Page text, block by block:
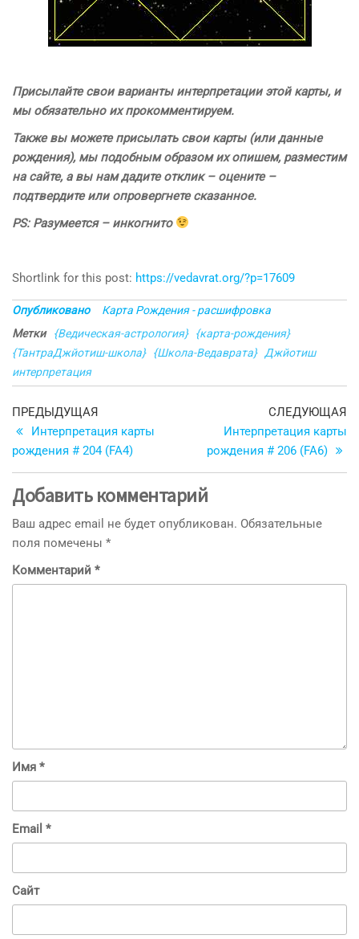
Присылайте свои варианты интерпретации этой карты, и
мы обязательно их прокомментируем.
Также вы можете присылать свои карты (или данные
рождения), мы подобным образом их опишем, разместим
на сайте, а вы нам дадите отклик – оцените –
подтвердите или опровергнете сказанное.
PS: Разумеется – инкогнито
Shortlink for this post: https://vedavrat.org/?p=17609
Опубликовано
Карта Рождения - расшифровка
Метки
{Ведическая-астрология}
{карта-рождения}
{ТантраДжйотиш-школа}
{Школа-Ведаврата}
Джйотиш
интерпретация
Навигация
по
записям
Предыдущая
запись
ПРЕДЫДУЩАЯ
Интерпретация карты
рождения # 204 (FA4)
СЛЕДУЮЩАЯ
Интерпретация карты
рождения # 206 (FA6)
Добавить комментарий
Ваш адрес email не будет опубликован. Обязательные
поля помечены *
Комментарий *
Имя *
Email *
Сайт